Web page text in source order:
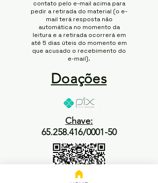
contato pelo e-mail acima para
pedir a retirada do material (o e-
mail terá resposta não
automática no momento da
leitura e a retirada ocorrerá em
até 5 dias úteis do momento em
que acusado o recebimento do
e-mail).
Doações
Chave:
65.258.416/0001-50